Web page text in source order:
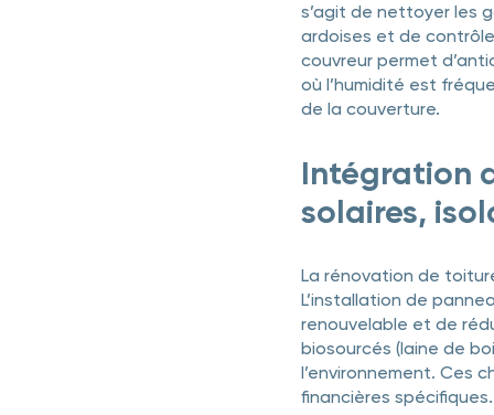
s’agit de nettoyer les
ardoises et de
couvreur permet
où l’humidité est
de la couverture.
Intégration
solaires,
La rénovation de
L’installation de
renouvelable et de
biosourcés (laine de
l’environnement. Ces
financières